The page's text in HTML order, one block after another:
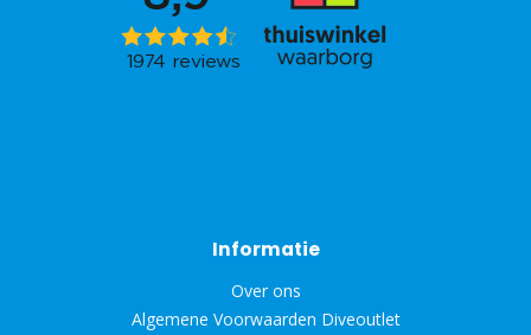
Informatie
Over ons
Algemene Voorwaarden Diveoutlet